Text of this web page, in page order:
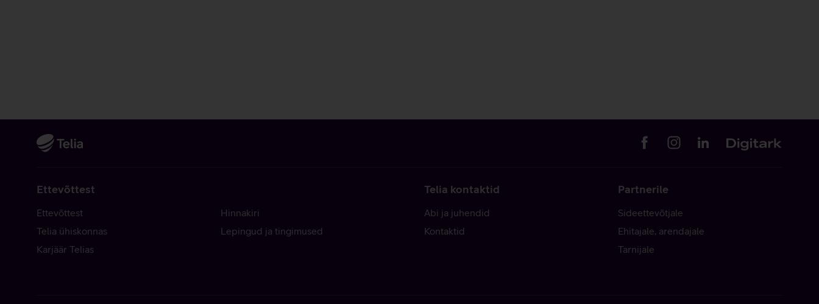
Ettevõttest
Ettevõttest
Telia ühiskonnas
Karjäär Telias
Hinnakiri
Lepingud ja tingimused
Telia kontaktid
Abi ja juhendid
Kontaktid
Partnerile
Sideettevõtjale
Ehitajale, arendajale
Tarnijale